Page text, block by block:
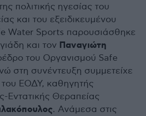
πολιτικής ηγεσίας του
και του εξειδικευμένου
Water Sports παρουσιάσθηκε
και τον Παναγιώτη
του Οργανισμού Safe
στη συνέντευξη συμμετείχε
ΕΟΔΥ, καθηγητής
Εντατικής Θεραπείας
. Ανάμεσα στις